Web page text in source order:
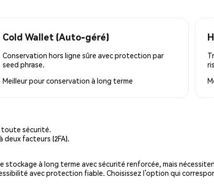
Cold Wallet (Auto-géré)
Conservation hors ligne sûre avec protection par
seed phrase.
Meilleur pourconservation à long terme
toute sécurité.
facteurs (2FA).
stockage à long terme avec sécurité renforcée, mais
avec protection fiable. Choisissez l’option qui